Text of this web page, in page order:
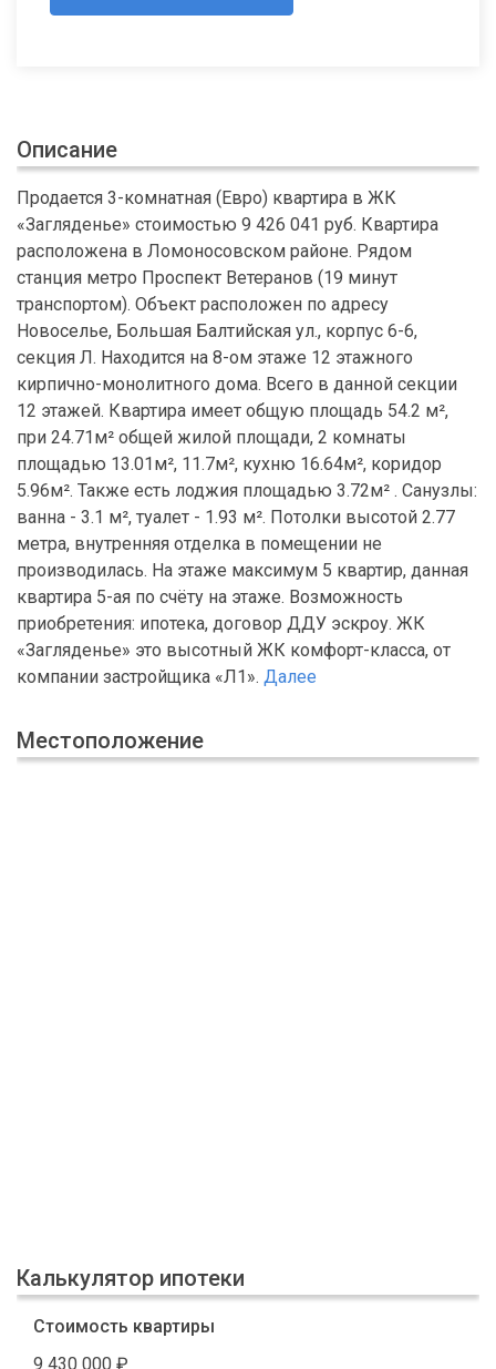
Описание
Продается 3-комнатная (Евро) квартира в ЖК
«Загляденье» стоимостью 9 426 041 руб. Квартира
расположена в Ломоносовском районе. Рядом
станция метро Проспект Ветеранов (19 минут
транспортом). Объект расположен по адресу
Новоселье, Большая Балтийская ул., корпус 6-6,
секция Л. Находится на 8-ом этаже 12 этажного
кирпично-монолитного дома. Всего в данной секции
12 этажей. Квартира имеет общую площадь 54.2 м²,
при 24.71м² общей жилой площади, 2 комнаты
площадью 13.01м², 11.7м², кухню 16.64м², коридор
5.96м². Также есть лоджия площадью 3.72м² . Санузлы:
ванна - 3.1 м², туалет - 1.93 м². Потолки высотой 2.77
метра, внутренняя отделка в помещении не
производилась. На этаже максимум 5 квартир, данная
квартира 5-ая по счёту на этаже. Возможность
приобретения: ипотека, договор ДДУ эскроу. ЖК
«Загляденье» это высотный ЖК комфорт-класса, от
компании застройщика «Л1». Далее
Местоположение
Калькулятор ипотеки
Стоимость квартиры
9 430 000 ₽